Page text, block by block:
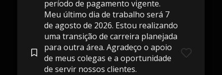
período de pagamento vigente.
Meu último dia de trabalho será 7
de agosto de 2026. Estou realizando
uma transição de carreira planejada
para outra área. Agradeço o apoio
de meus colegas e a oportunidade
de servir nossos clientes.